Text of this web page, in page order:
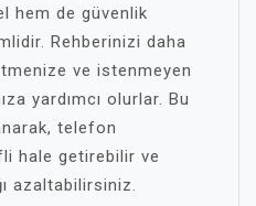
hem de güvenlik
Rehberinizi daha
ve istenmeyen
yardımcı olurlar. Bu
telefon
hale getirebilir ve
azaltabilirsiniz.